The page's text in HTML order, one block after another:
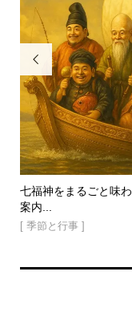

七福神をまるごと味
案内...
[ 季節と行事 ]